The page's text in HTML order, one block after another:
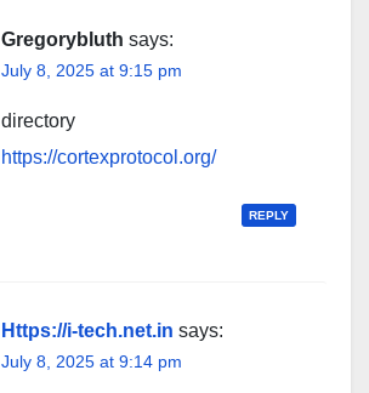
Gregorybluth says:
July 8, 2025 at 9:15 pm
directory
https://cortexprotocol.org/
REPLY
Https://i-tech.net.in says:
July 8, 2025 at 9:14 pm